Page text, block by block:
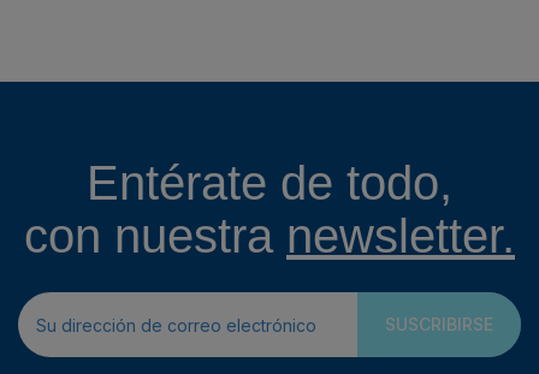
Entérate de todo,
con nuestra newsletter.
SUSCRIBIRSE